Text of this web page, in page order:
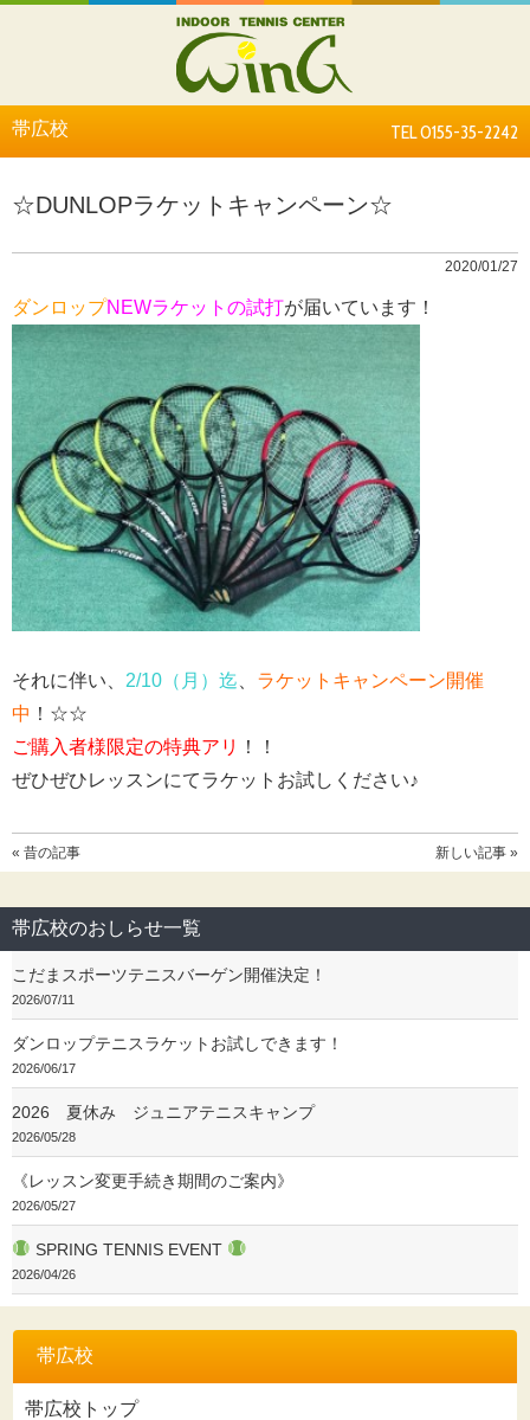
帯広校 TEL 0155-35-2242
☆DUNLOPラケットキャンペーン☆
2020/01/27
ダンロップNEWラケット の試打が届いています！
それに伴い、 2/10（月）迄
ラケットキャンペーン開催
中 ！☆☆
ご購入者様限定の特典アリ
！！
ぜひぜひレッスンにてラケットお試しください♪
« 昔の記事 新しい記事 »
帯広校のおしらせ一覧
こだまスポーツテニスバーゲン開催決定！
2026/07/11
ダンロップテニスラケットお試しできます！
2026/06/17
2026 夏休み ジュニアテニスキャンプ
2026/05/28
《レッスン変更手続き期間のご案内》
2026/05/27
SPRING TENNIS EVENT
2026/04/26
帯広校
帯広校トップ